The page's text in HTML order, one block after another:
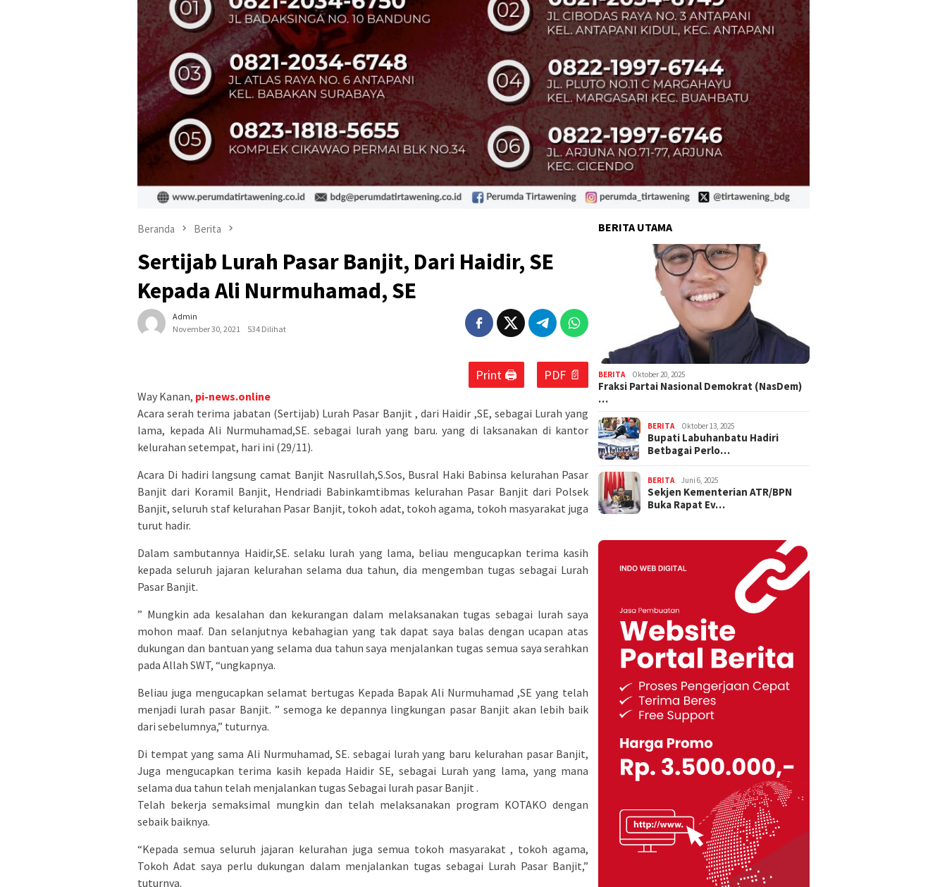
Beranda Berita
Sertijab Lurah Pasar Banjit, Dari Haidir, SE
Kepada Ali Nurmuhamad, SE
Admin
November 30, 2021
534 Dilihat
Print 🖨 PDF 📄
Way Kanan, pi-news.online
Acara serah terima jabatan (Sertijab) Lurah Pasar Banjit , dari Haidir ,SE, sebagai Lurah yang
lama, kepada Ali Nurmuhamad,SE. sebagai lurah yang baru. yang di laksanakan di kantor
kelurahan setempat, hari ini (29/11).
Acara Di hadiri langsung camat Banjit Nasrullah,S.Sos, Busral Haki Babinsa kelurahan Pasar
Banjit dari Koramil Banjit, Hendriadi Babinkamtibmas kelurahan Pasar Banjit dari Polsek
Banjit, seluruh staf kelurahan Pasar Banjit, tokoh adat, tokoh agama, tokoh masyarakat juga
turut hadir.
Dalam sambutannya Haidir,SE. selaku lurah yang lama, beliau mengucapkan terima kasih
kepada seluruh jajaran kelurahan selama dua tahun, dia mengemban tugas sebagai Lurah
Pasar Banjit.
” Mungkin ada kesalahan dan kekurangan dalam melaksanakan tugas sebagai lurah saya
mohon maaf. Dan selanjutnya kebahagian yang tak dapat saya balas dengan ucapan atas
dukungan dan bantuan yang selama dua tahun saya menjalankan tugas semua saya serahkan
pada Allah SWT, “ungkapnya.
Beliau juga mengucapkan selamat bertugas Kepada Bapak Ali Nurmuhamad ,SE yang telah
menjadi lurah pasar Banjit. ” semoga ke depannya lingkungan pasar Banjit akan lebih baik
dari sebelumnya,” tuturnya.
Di tempat yang sama Ali Nurmuhamad, SE. sebagai lurah yang baru kelurahan pasar Banjit,
Juga mengucapkan terima kasih kepada Haidir SE, sebagai Lurah yang lama, yang mana
selama dua tahun telah menjalankan tugas Sebagai lurah pasar Banjit .
Telah bekerja semaksimal mungkin dan telah melaksanakan program KOTAKO dengan
sebaik baiknya.
“Kepada semua seluruh jajaran kelurahan juga semua tokoh masyarakat , tokoh agama,
Tokoh Adat saya perlu dukungan dalam menjalankan tugas sebagai Lurah Pasar Banjit,”
tuturnya.
BERITA UTAMA
BERITA Oktober 20, 2025
Fraksi Partai Nasional Demokrat (NasDem)
…
BERITA Oktober 13, 2025
Bupati Labuhanbatu Hadiri
Betbagai Perlo…
BERITA Juni 6, 2025
Sekjen Kementerian ATR/BPN
Buka Rapat Ev…